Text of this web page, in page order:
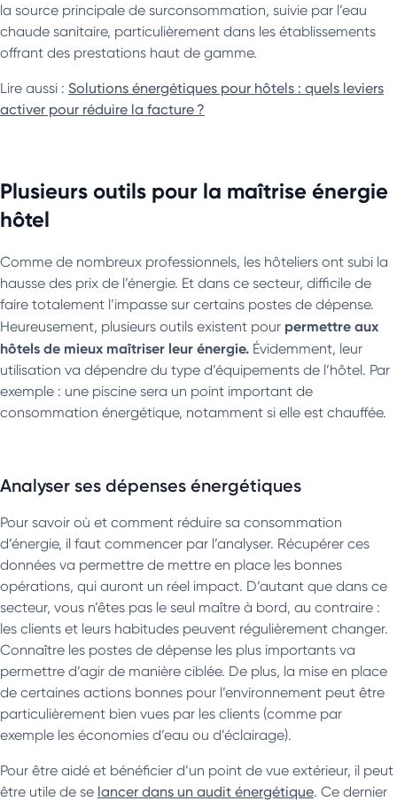
la source principale de surconsommation, suivie par l’eau
chaude sanitaire, particulièrement dans les établissements
offrant des prestations haut de gamme.
Lire aussi : Solutions énergétiques pour hôtels : quels leviers
activer pour réduire la facture ?
Plusieurs outils pour la maîtrise énergie
hôtel
Comme de nombreux professionnels, les hôteliers ont subi la
hausse des prix de l’énergie. Et dans ce secteur, difficile de
faire totalement l’impasse sur certains postes de dépense.
Heureusement, plusieurs outils existent pour permettre aux
hôtels de mieux maîtriser leur énergie. Évidemment, leur
utilisation va dépendre du type d’équipements de l’hôtel. Par
exemple : une piscine sera un point important de
consommation énergétique, notamment si elle est chauffée.
Analyser ses dépenses énergétiques
Pour savoir où et comment réduire sa consommation
d’énergie, il faut commencer par l’analyser. Récupérer ces
données va permettre de mettre en place les bonnes
opérations, qui auront un réel impact. D’autant que dans ce
secteur, vous n’êtes pas le seul maître à bord, au contraire :
les clients et leurs habitudes peuvent régulièrement changer.
Connaître les postes de dépense les plus importants va
permettre d’agir de manière ciblée. De plus, la mise en place
de certaines actions bonnes pour l’environnement peut être
particulièrement bien vues par les clients (comme par
exemple les économies d’eau ou d’éclairage).
Pour être aidé et bénéficier d’un point de vue extérieur, il peut
être utile de se lancer dans un audit énergétique. Ce dernier